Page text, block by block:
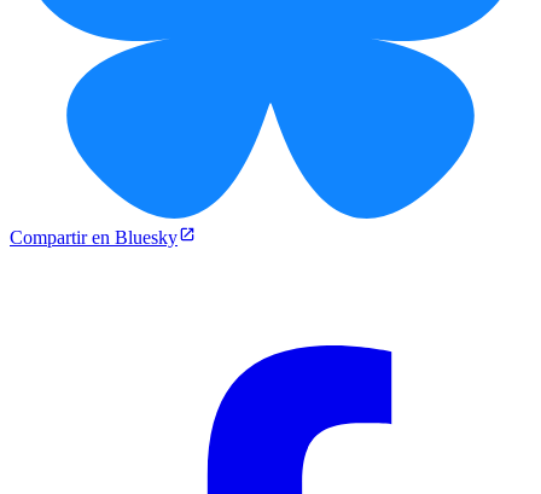
Compartir en Bluesky